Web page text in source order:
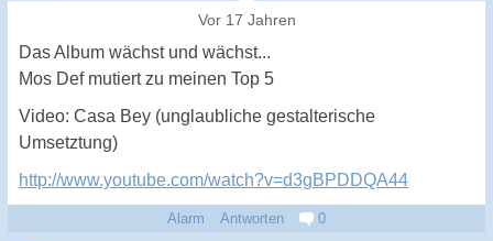
Vor 17 Jahren
Das Album wächst und wächst...
Mos Def mutiert zu meinen Top 5
Video: Casa Bey (unglaubliche gestalterische
Umsetztung)
http://www.youtube.com/watch?v=d3gBPDDQA44
Alarm Antworten 0